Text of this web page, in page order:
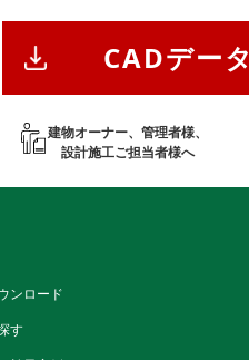
CADデータ
建物オーナー、管理者様、
設計施工ご担当者様へ
ンロード
す